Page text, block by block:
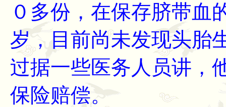
０多份，在保存脐带血
岁，目前尚未发现头胎
过据一些医务人员讲，
保险赔偿。